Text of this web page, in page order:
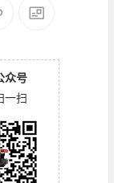
众号
一扫